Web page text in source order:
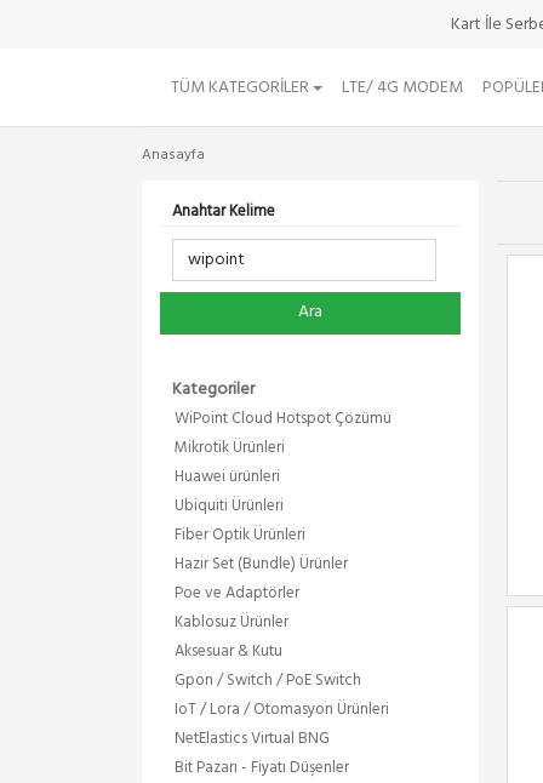
Kart İle
TÜM KATEGORILER LTE/ 4G MODEM
Anasayfa
Anahtar Kelime
Ara
Kategoriler
WiPoint Cloud Hotspot Çözümü
Mikrotik Ürünleri
Huawei ürünleri
Ubiquiti Ürünleri
Fiber Optik Ürünleri
Hazir Set (Bundle) Ürünler
Poe ve Adaptörler
Kablosuz Ürünler
Aksesuar & Kutu
Gpon / Switch / PoE Switch
IoT / Lora / Otomasyon Ürünleri
NetElastics Virtual BNG
Bit Pazarı - Fiyatı Düşenler